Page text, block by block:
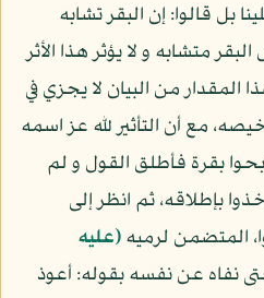
بل قالوا: إن البقر تشابه
متشابه و لا يؤثر هذا الأثر
المقدار من البيان لا يجزي في
مع أن التأثير لله عز اسمه
بقرة فأطلق القول و لم
بإطلاقه، ثم انظر إلى
المتضمن لرميه(عليه
نفاه عن نفسه بقوله: أعوذ